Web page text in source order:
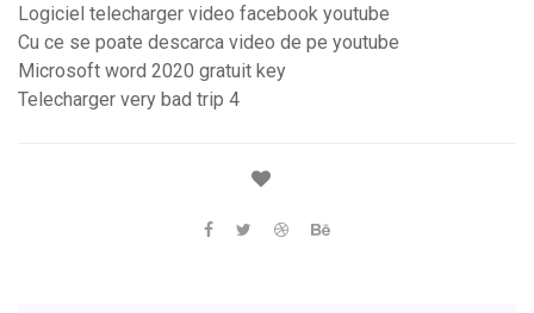
Logiciel telecharger video facebook youtube
Cu ce se poate descarca video de pe youtube
Microsoft word 2020 gratuit key
Telecharger very bad trip 4